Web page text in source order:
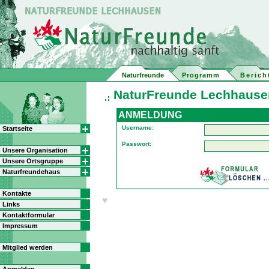
Naturfreunde Programm
Startseite
Unsere Organisation
Unsere Ortsgruppe
Naturfreundehaus
Kontakte
Links
Kontaktformular
Impressum
Mitglied werden
NaturFreunde
ANMELDUNG
Username:
Passwort:
♥